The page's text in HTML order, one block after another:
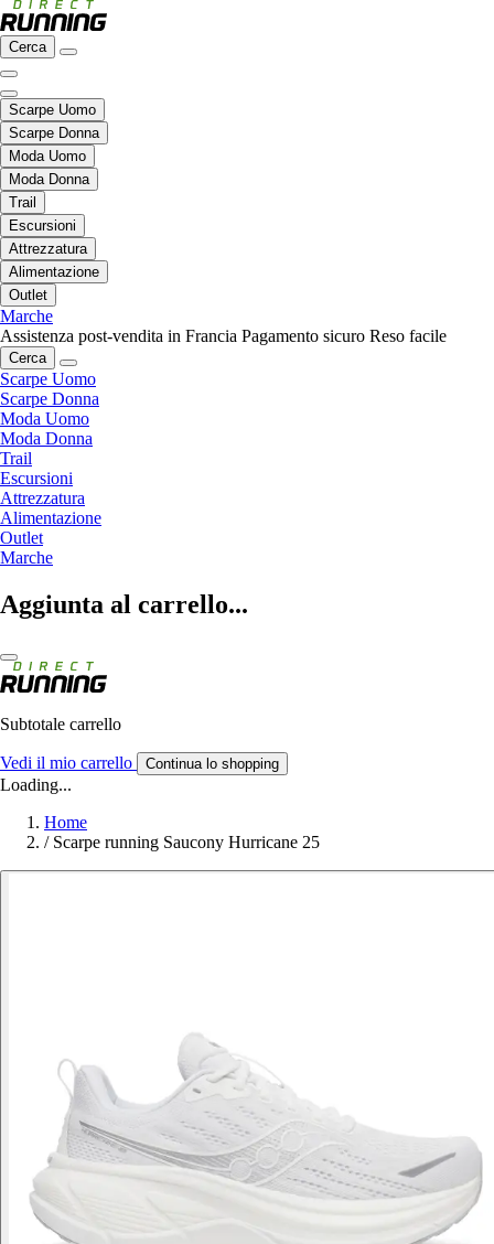
Cerca
Scarpe Uomo
Scarpe Donna
Moda Uomo
Moda Donna
Trail
Escursioni
Attrezzatura
Alimentazione
Outlet
Marche
Assistenza post-vendita in Francia Pagamento sicuro Reso facile
Cerca
Scarpe Uomo
Scarpe Donna
Moda Uomo
Moda Donna
Trail
Escursioni
Attrezzatura
Alimentazione
Outlet
Marche
Aggiunta al carrello...
Subtotale carrello
Vedi il mio carrello Continua lo shopping
Loading...
Home
/ Scarpe running Saucony Hurricane 25